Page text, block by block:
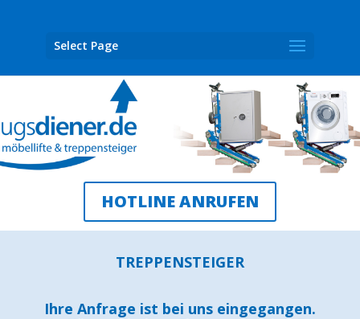
Select Page
HOTLINE ANRUFEN
TREPPENSTEIGER
Ihre Anfrage ist bei uns eingegangen.